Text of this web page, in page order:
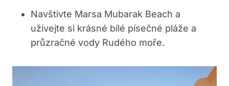
Navštivte Marsa Mubarak Beach a
užívejte si krásné bílé písečné pláže a
průzračné vody Rudého moře.